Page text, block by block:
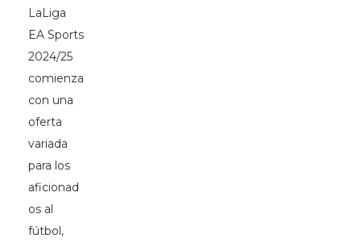
LaLiga
EA Sports
2024/25
comienza
con una
oferta
variada
para los
aficionad
os al
fútbol,